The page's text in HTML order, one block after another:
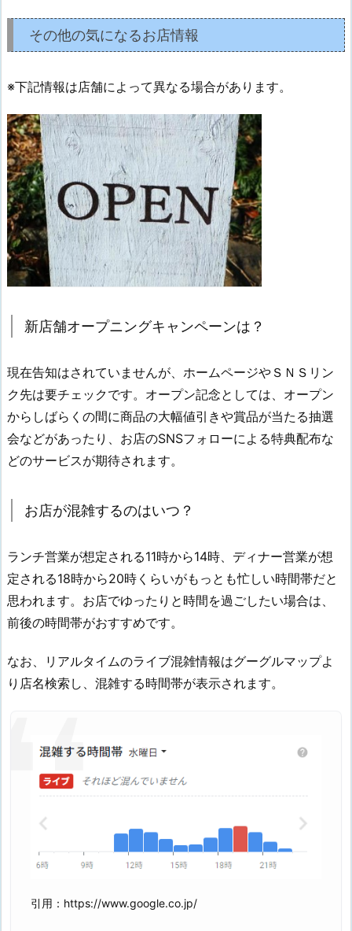
その他の気になるお店情報
※下記情報は店舗によって異なる場合があります。
新店舗オープニングキャンペーンは？
現在告知はされていませんが、ホームページやＳＮＳリン
ク先は要チェックです。オープン記念としては、オープン
からしばらくの間に商品の大幅値引きや賞品が当たる抽選
会などがあったり、お店のSNSフォローによる特典配布な
どのサービスが期待されます。
お店が混雑するのはいつ？
ランチ営業が想定される11時から14時、ディナー営業が想
定される18時から20時くらいがもっとも忙しい時間帯だと
思われます。お店でゆったりと時間を過ごしたい場合は、
前後の時間帯がおすすめです。
なお、リアルタイムのライブ混雑情報はグーグルマップよ
り店名検索し、混雑する時間帯が表示されます。
引用：https://www.google.co.jp/